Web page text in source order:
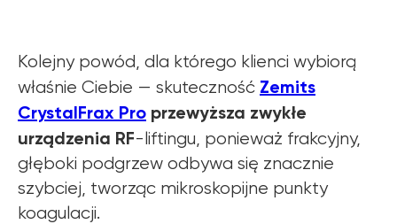
Kolejny powód, dla którego klienci wybiorą
właśnie Ciebie — skuteczność Zemits
CrystalFrax Pro przewyższa zwykłe
urządzenia RF-liftingu, ponieważ frakcyjny,
głęboki podgrzew odbywa się znacznie
szybciej, tworząc mikroskopijne punkty
koagulacji.